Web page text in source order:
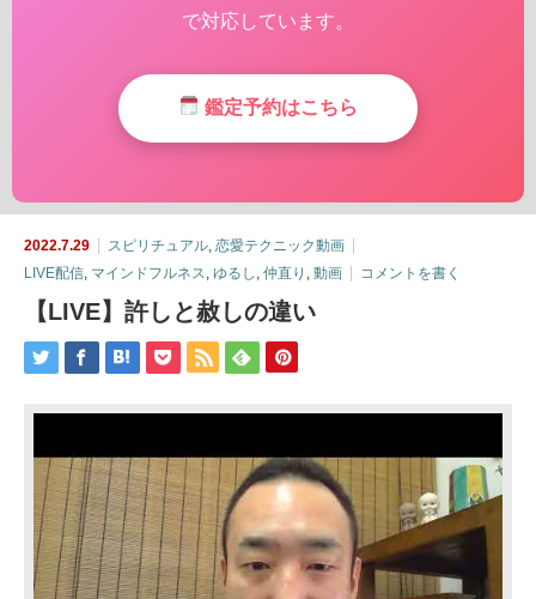
で対応しています。
鑑定予約はこちら
2022.7.29 スピリチュアル 恋愛テクニック動画
LIVE配信 マインドフルネス ゆるし 仲直り 動画 コメントを書く
【LIVE】許しと赦しの違い